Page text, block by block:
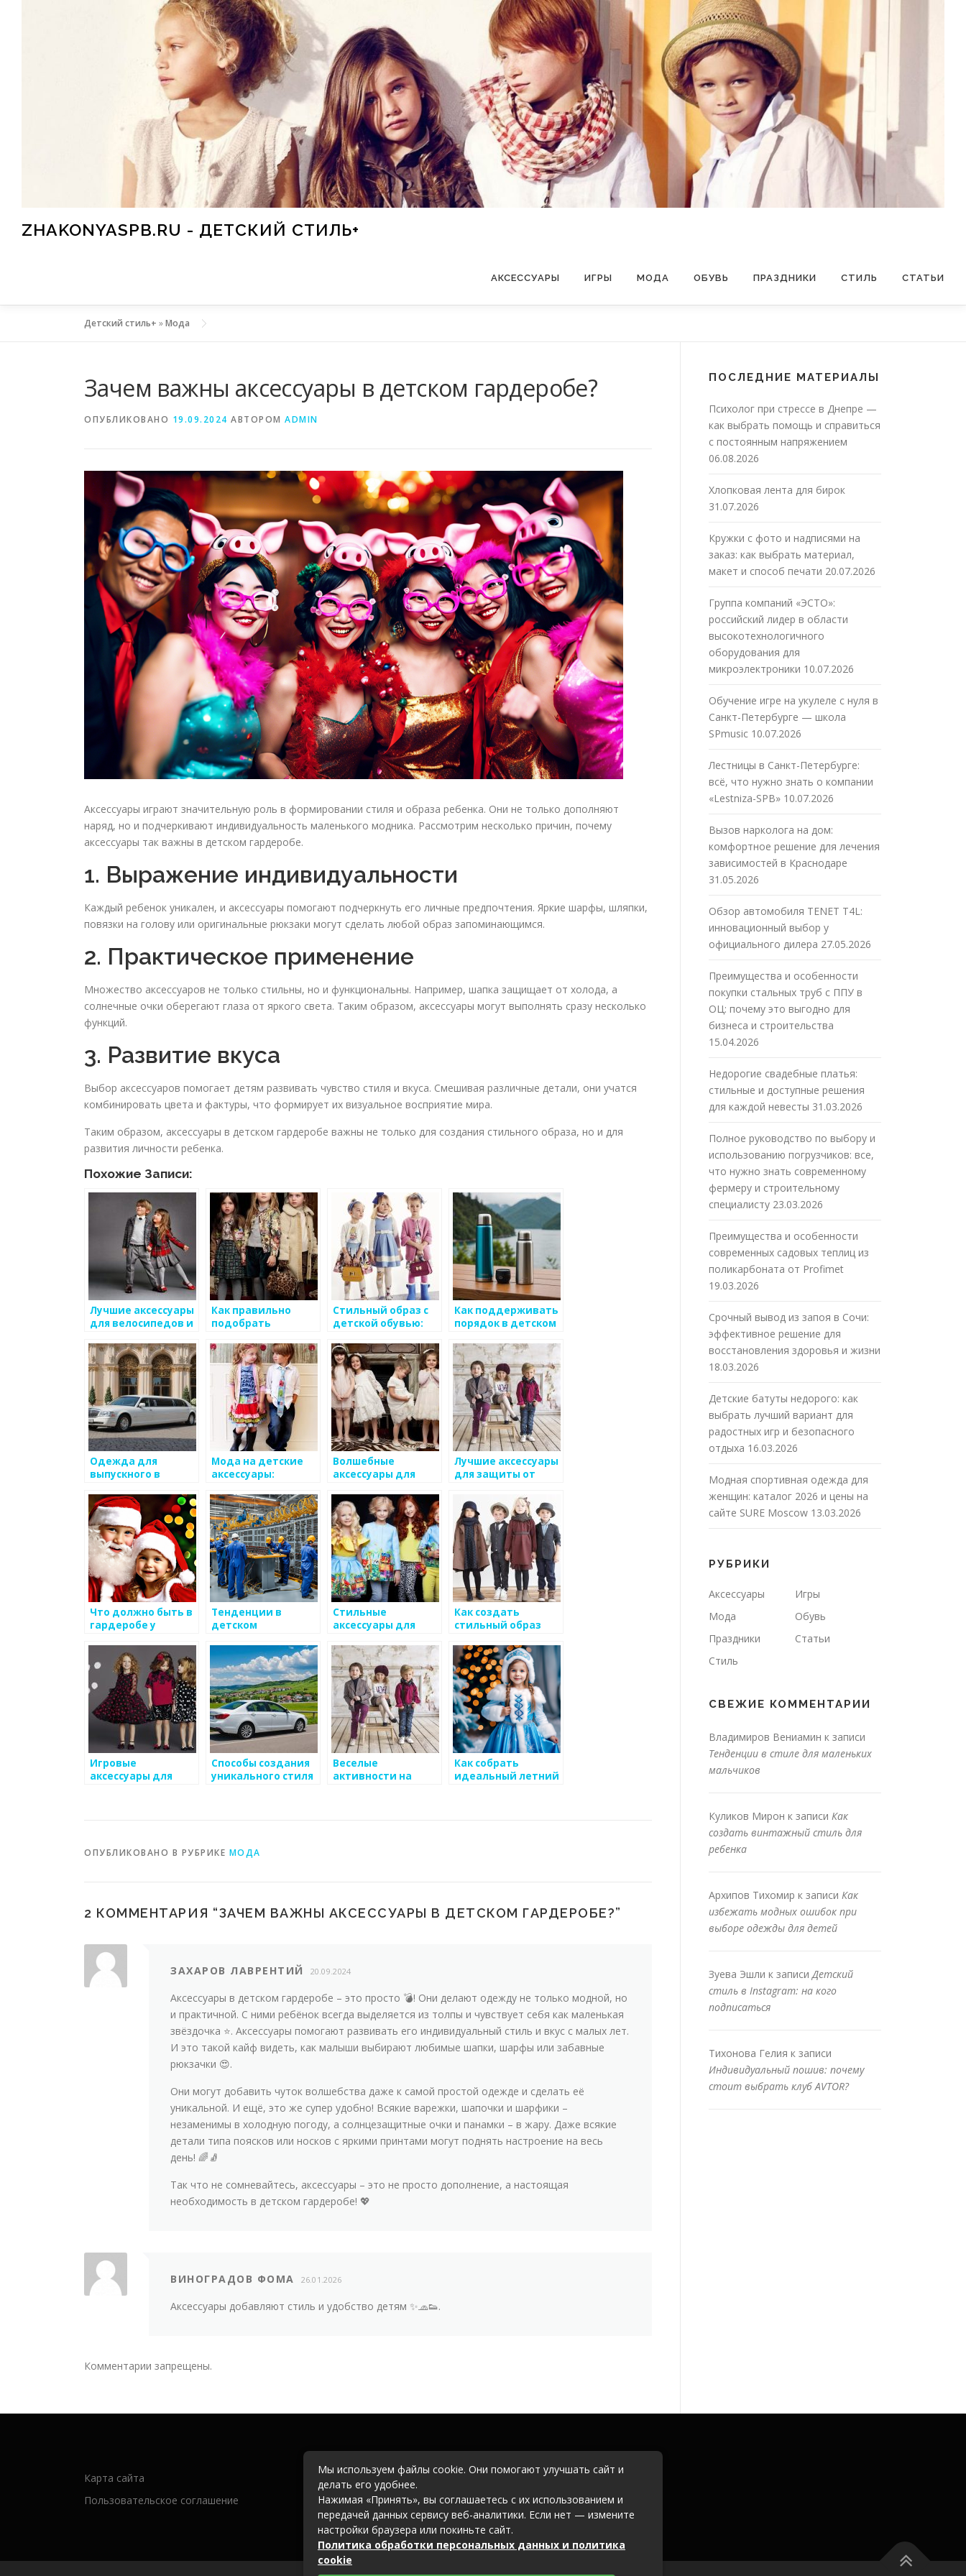
ZHAKONYASPB.RU - ДЕТСКИЙ СТИЛЬ+
АКСЕССУАРЫ ИГРЫ МОДА ОБУВЬ ПРАЗДНИКИ СТИЛЬ СТАТЬИ
Детский стиль+ »Мода
Зачем важны аксессуары в детском гардеробе?
ОПУБЛИКОВАНО 19.09.2024 АВТОРОМ ADMIN
Аксессуары играют значительную роль в формировании стиля и образа ребенка. Они не только дополняют
наряд, но и подчеркивают индивидуальность маленького модника. Рассмотрим несколько причин, почему
аксессуары так важны в детском гардеробе.
1. Выражение индивидуальности
Каждый ребенок уникален, и аксессуары помогают подчеркнуть его личные предпочтения. Яркие шарфы, шляпки,
повязки на голову или оригинальные рюкзаки могут сделать любой образ запоминающимся.
2. Практическое применение
Множество аксессуаров не только стильны, но и функциональны. Например, шапка защищает от холода, а
солнечные очки оберегают глаза от яркого света. Таким образом, аксессуары могут выполнять сразу несколько
функций.
3. Развитие вкуса
Выбор аксессуаров помогает детям развивать чувство стиля и вкуса. Смешивая различные детали, они учатся
комбинировать цвета и фактуры, что формирует их визуальное восприятие мира.
Таким образом, аксессуары в детском гардеробе важны не только для создания стильного образа, но и для
развития личности ребенка.
Похожие Записи:
Лучшие аксессуары
для велосипедов и
детском стиле
Как правильно
подобрать
детского
гардероба?
Стильный образ с
детской обувью:
сочетания цветов
Как поддерживать
порядок в детском
Одежда для
выпускного в
выбрать?
Мода на детские
аксессуары:
самых маленьких
Волшебные
аксессуары для
костюмов
Лучшие аксессуары
для защиты от
детского стиля
Что должно быть в
гардеробе у
Тенденции в
детском
летние каникулы
Стильные
аксессуары для
волшебство в
каждой детали
Как создать
стильный образ
модницы
Игровые
аксессуары для
Способы создания
уникального стиля
Веселые
активности на
Как собрать
идеальный летний
ОПУБЛИКОВАНО В РУБРИКЕ МОДА
2 КОММЕНТАРИЯ “ЗАЧЕМ ВАЖНЫ АКСЕССУАРЫ В ДЕТСКОМ ГАРДЕРОБЕ?”
ЗАХАРОВ ЛАВРЕНТИЙ 20.09.2024
Аксессуары в детском гардеробе – это просто 💣! Они делают одежду не только модной, но
и практичной. С ними ребёнок всегда выделяется из толпы и чувствует себя как маленькая
звёздочка ⭐. Аксессуары помогают развивать его индивидуальный стиль и вкус с малых лет.
И это такой кайф видеть, как малыши выбирают любимые шапки, шарфы или забавные
рюкзачки 😍.
Они могут добавить чуток волшебства даже к самой простой одежде и сделать её
уникальной. И ещё, это же супер удобно! Всякие варежки, шапочки и шарфики –
незаменимы в холодную погоду, а солнцезащитные очки и панамки – в жару. Даже всякие
детали типа поясков или носков с яркими принтами могут поднять настроение на весь
день! 🌈🧦
Так что не сомневайтесь, аксессуары – это не просто дополнение, а настоящая
необходимость в детском гардеробе! 💖
ВИНОГРАДОВ ФОМА 26.01.2026
Аксессуары добавляют стиль и удобство детям ✨🧢👟.
Комментарии запрещены.
ПОСЛЕДНИЕ МАТЕРИАЛЫ
Психолог при стрессе в Днепре —
как выбрать помощь и справиться
с постоянным напряжением
06.08.2026
Хлопковая лента для бирок
31.07.2026
Кружки с фото и надписями на
заказ: как выбрать материал,
макет и способ печати 20.07.2026
Группа компаний «ЭСТО»:
российский лидер в области
высокотехнологичного
оборудования для
микроэлектроники 10.07.2026
Обучение игре на укулеле с нуля в
Санкт-Петербурге — школа
SPmusic 10.07.2026
Лестницы в Санкт-Петербурге:
всё, что нужно знать о компании
«Lestniza-SPB» 10.07.2026
Вызов нарколога на дом:
комфортное решение для лечения
зависимостей в Краснодаре
31.05.2026
Обзор автомобиля TENET T4L:
инновационный выбор у
официального дилера 27.05.2026
Преимущества и особенности
покупки стальных труб с ППУ в
ОЦ: почему это выгодно для
бизнеса и строительства
15.04.2026
Недорогие свадебные платья:
стильные и доступные решения
для каждой невесты 31.03.2026
Полное руководство по выбору и
использованию погрузчиков: все,
что нужно знать современному
фермеру и строительному
специалисту 23.03.2026
Преимущества и особенности
современных садовых теплиц из
поликарбоната от Profimet
19.03.2026
Срочный вывод из запоя в Сочи:
эффективное решение для
восстановления здоровья и жизни
18.03.2026
Детские батуты недорого: как
выбрать лучший вариант для
радостных игр и безопасного
отдыха 16.03.2026
Модная спортивная одежда для
женщин: каталог 2026 и цены на
сайте SURE Moscow 13.03.2026
РУБРИКИ
Аксессуары
Игры
Мода
Обувь
Праздники
Статьи
Стиль
СВЕЖИЕ КОММЕНТАРИИ
Владимиров Вениамин к записи
Тенденции в стиле для маленьких
мальчиков
Куликов Мирон к записи Как
создать винтажный стиль для
ребенка
Архипов Тихомир к записи Как
избежать модных ошибок при
выборе одежды для детей
Зуева Эшли к записиДетский
стиль в Instagram: на кого
подписаться
Тихонова Гелия к записи
Индивидуальный пошив: почему
стоит выбрать клуб AVTOR?
Карта сайта
Пользовательское соглашение
Мы используем файлы cookie. Они помогают улучшать сайт и
делать его удобнее.
Нажимая «Принять», вы соглашаетесь с их использованием и
передачей данных сервису веб-аналитики. Если нет — измените
настройки браузера или покиньте сайт.
Политика обработки персональных данных и политика
cookie